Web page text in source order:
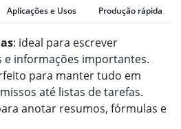
Aplicações e Usos Produção rápida
: ideal para escrever
e informações importantes.
para manter tudo em
até listas de tarefas.
anotar resumos, fórmulas e